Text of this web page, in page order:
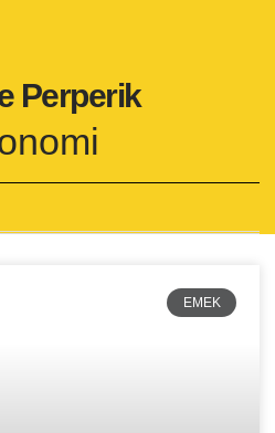
Perperik
EMEK